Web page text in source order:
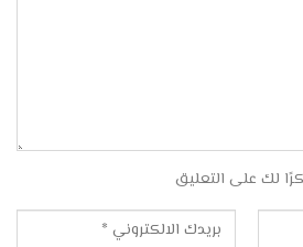
لك على التعليق